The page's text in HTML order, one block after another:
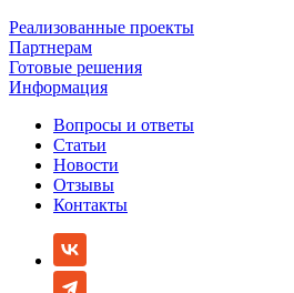
Реализованные проекты
Партнерам
Готовые решения
Информация
Вопросы и ответы
Статьи
Новости
Отзывы
Контакты